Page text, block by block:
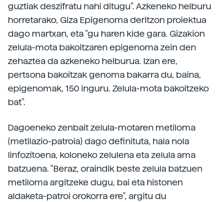
guztiak deszifratu nahi ditugu". Azkeneko helburu
horretarako, Giza Epigenoma deritzon proiektua
dago martxan, eta "gu haren kide gara. Gizakion
zelula-mota bakoitzaren epigenoma zein den
zehaztea da azkeneko helburua. Izan ere,
pertsona bakoitzak genoma bakarra du, baina,
epigenomak, 150 inguru. Zelula-mota bakoitzeko
bat".
Dagoeneko zenbait zelula-motaren metiloma
(metilazio-patroia) dago definituta, hala nola
linfozitoena, koloneko zelulena eta zelula ama
batzuena. "Beraz, oraindik beste zelula batzuen
metiloma argitzeke dugu, bai eta histonen
aldaketa-patroi orokorra ere", argitu du